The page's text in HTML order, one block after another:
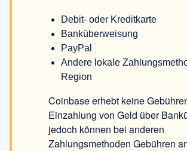
Debit- oder Kreditkarte
Banküberweisung
PayPal
Andere lokale
Region
Coinbase erhebt keine
Einzahlung von Geld über
jedoch können bei anderen
Zahlungsmethoden Gebühren